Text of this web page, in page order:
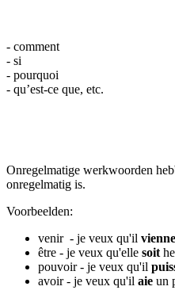
- comment
- si
- pourquoi
- qu’est-ce que, etc.
Onregelmatige werkwoorden
onregelmatig is.
Voorbeelden:
venir - je veux qu'il vienne
être - je veux qu'elle soit
pouvoir - je veux qu'il
avoir - je veux qu'il aie un